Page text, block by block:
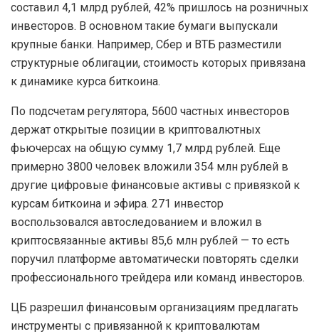
составил 4,1 млрд рублей, 42% пришлось на розничных
инвесторов. В основном такие бумаги выпускали
крупные банки. Например, Сбер и ВТБ разместили
структурные облигации, стоимость которых привязана
к динамике курса биткоина.
По подсчетам регулятора, 5600 частных инвесторов
держат открытые позиции в криптовалютных
фьючерсах на общую сумму 1,7 млрд рублей. Еще
примерно 3800 человек вложили 354 млн рублей в
другие цифровые финансовые активы с привязкой к
курсам биткоина и эфира. 271 инвестор
воспользовался автоследованием и вложил в
криптосвязанные активы 85,6 млн рублей — то есть
поручил платформе автоматически повторять сделки
профессионального трейдера или команд инвесторов.
ЦБ разрешил финансовым организациям предлагать
инструменты с привязанной к криптовалютам